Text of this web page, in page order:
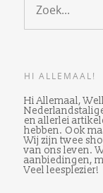
HI ALLEMAAL!
Hi Allemaal,
en allerlei
hebben. Ook
Wij zijn twee
van ons leven.
aanbiedingen,
Veel leesplezier!